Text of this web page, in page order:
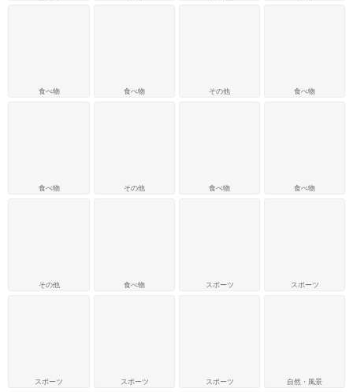
食べ物
食べ物
その他
スポーツ
食べ物
その他
食べ物
スポーツ
その他
食べ物
スポーツ
スポーツ
食べ物
食べ物
スポーツ
自然・風景